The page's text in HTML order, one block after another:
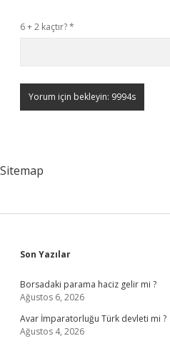
6 + 2 kaçtır?*
Sitemap
Sidebar
Son Yazılar
Borsadaki parama haciz gelir mi ?
Ağustos 6, 2026
Avar İmparatorluğu Türk devleti mi ?
Ağustos 4, 2026